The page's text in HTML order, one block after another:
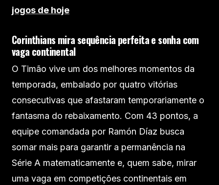
jogos de hoje
Corinthians mira sequência perfeita e sonha com
vaga continental
O Timão vive um dos melhores momentos da
temporada, embalado por quatro vitórias
consecutivas que afastaram temporariamente o
fantasma do rebaixamento. Com 43 pontos, a
equipe comandada por Ramón Díaz busca
somar mais para garantir a permanência na
Série A matematicamente e, quem sabe, mirar
uma vaga em competições continentais em